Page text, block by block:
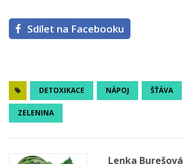
Sdílet na Facebooku
DETOXIKACE NÁPOJ ŠŤÁVA
ZELENINA
Lenka Burešová